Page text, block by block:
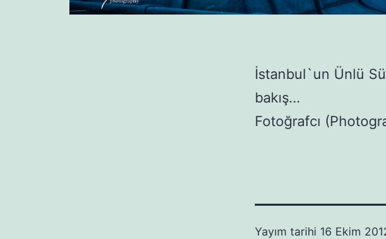
İstanbul`un Ünlü
bakış…
Fotoğrafcı
Yayım tarihi 16 Ekim